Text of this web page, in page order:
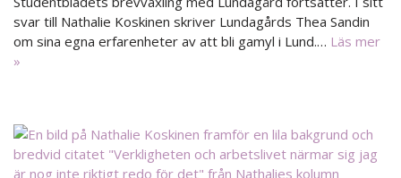
svar till Nathalie Koskinen skriver Lundagårds Thea Sandin
om sina egna erfarenheter av att bli gamyl i Lund.… Läs mer
»